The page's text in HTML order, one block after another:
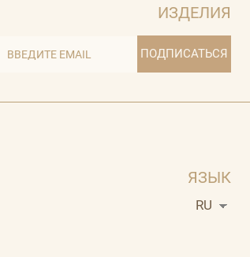
ИЗДЕЛИЯ
ПОДПИСАТЬСЯ
ЯЗЫК
RU